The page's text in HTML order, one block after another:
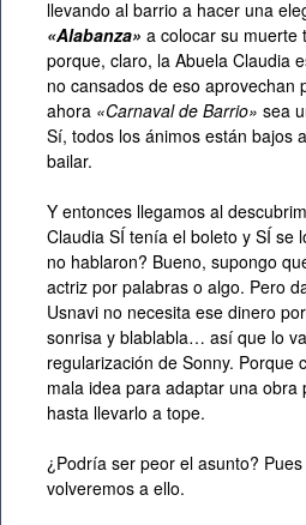
llevando al barrio a hacer una
«Alabanza» a colocar su muerte
porque, claro, la Abuela Claudia
no cansados de eso aprovechan
ahora «Carnaval de Barrio» sea
Sí, todos los ánimos están bajos
bailar.
Y entonces llegamos al
Claudia SÍ tenía el boleto y SÍ se
no hablaron? Bueno, supongo
actriz por palabras o algo. Pero
Usnavi no necesita ese dinero
sonrisa y blablabla… así que lo
regularización de Sonny. Porque
mala idea para adaptar una
hasta llevarlo a tope.
¿Podría ser peor el asunto?
volveremos a ello.